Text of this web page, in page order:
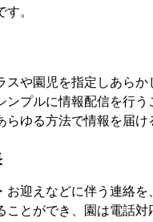
。
スや園児を指定しあら
ンプルに情報配信を行
ゆる方法で情報を届け
お迎えなどに伴う連絡
ことができ、園は電話